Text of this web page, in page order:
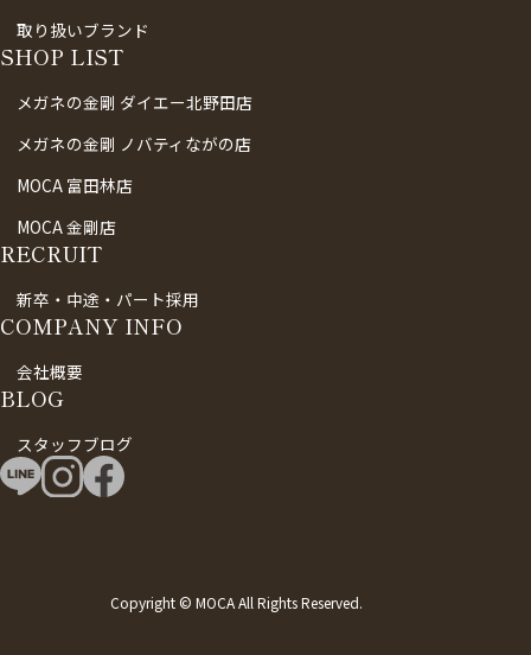
取り扱いブランド
SHOP LIST
メガネの金剛 ダイエー北野田店
メガネの金剛 ノバティながの店
MOCA 富田林店
MOCA 金剛店
RECRUIT
新卒・中途・パート採用
COMPANY INFO
会社概要
BLOG
スタッフブログ
Copyright © MOCA All Rights Reserved.